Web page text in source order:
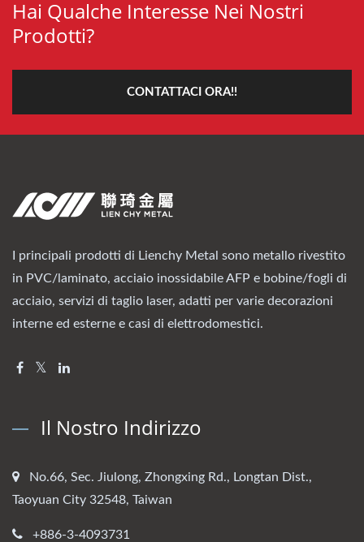
Hai Qualche Interesse Nei Nostri
Prodotti?
CONTATTACI ORA!!
I principali prodotti di Lienchy Metal sono metallo rivestito
in PVC/laminato, acciaio inossidabile AFP e bobine/fogli di
acciaio, servizi di taglio laser, adatti per varie decorazioni
interne ed esterne e casi di elettrodomestici.
Il Nostro Indirizzo
No.66, Sec. Jiulong, Zhongxing Rd., Longtan Dist.,
Taoyuan City 32548, Taiwan
+886-3-4093731